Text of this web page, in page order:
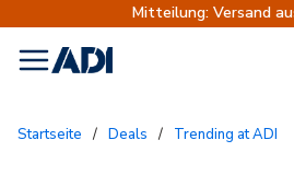
Mitteilung: Versand
menu
Startseite / Deals / Trending at ADI